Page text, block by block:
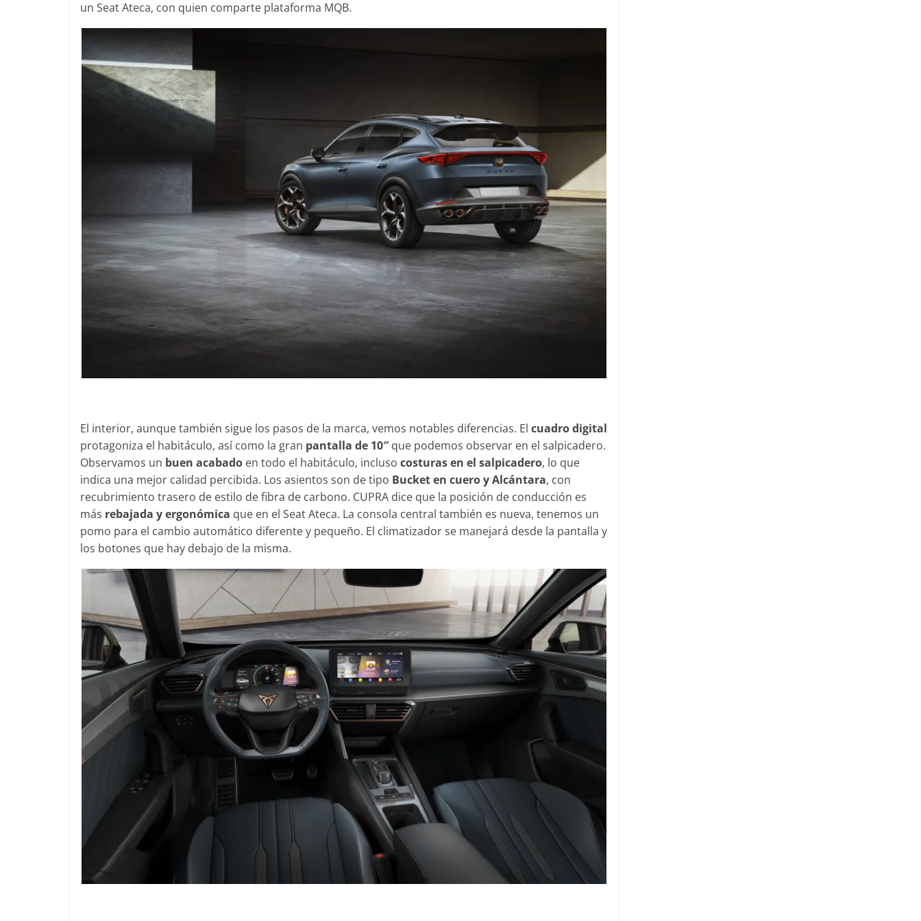
un Seat Ateca, con quien comparte plataforma MQB.
El interior, aunque también sigue los pasos de la marca, vemos notables diferencias. El cuadro digital
protagoniza el habitáculo, así como la gran pantalla de 10″que podemos observar en el salpicadero.
Observamos un buen acabado en todo el habitáculo, incluso costuras en el salpicadero, lo que
indica una mejor calidad percibida. Los asientos son de tipo Bucket en cuero y Alcántara, con
recubrimiento trasero de estilo de fibra de carbono. CUPRA dice que la posición de conducción es
más rebajada y ergonómica que en el Seat Ateca. La consola central también es nueva, tenemos un
pomo para el cambio automático diferente y pequeño. El climatizador se manejará desde la pantalla y
los botones que hay debajo de la misma.